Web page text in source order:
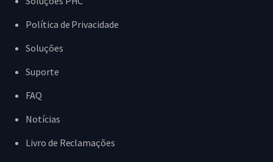
Política de Privacidade
Soluções
Suporte
FAQ
Notícias
Livro de Reclamações